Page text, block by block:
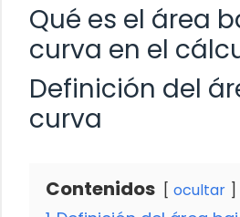
Qué es el área
curva en el
Definición del
curva
Contenidos ocultar